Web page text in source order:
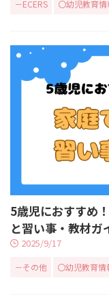
－ECERS 〇幼児教育情
5歳児におすすめ
と習い事・教材ガ
2025/9/17
－その他 〇幼児教育情